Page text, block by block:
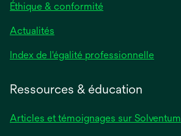
Éthique & conformité
Actualités
Index de l'égalité professionnelles’ouvre
onglet
Ressources & éducation
Articles et témoignages sur Solventum